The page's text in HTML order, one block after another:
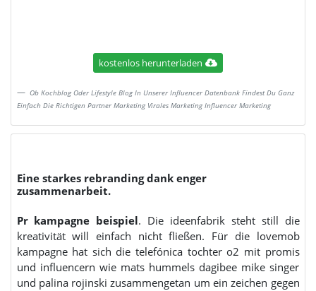
kostenlos herunterladen
Ob Kochblog Oder Lifestyle Blog In Unserer Influencer Datenbank Findest Du Ganz
Einfach Die Richtigen Partner Marketing Virales Marketing Influencer Marketing
Eine starkes rebranding dank enger
zusammenarbeit.
Pr kampagne beispiel. Die ideenfabrik steht still die
kreativität will einfach nicht fließen. Für die lovemob
kampagne hat sich die telefónica tochter o2 mit promis
und influencern wie mats hummels dagibee mike singer
und palina rojinski zusammengetan um ein zeichen gegen